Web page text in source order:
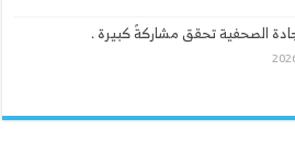
الصحفية تحقق مشاركةً كبيرة .